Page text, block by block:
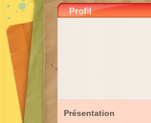
Profil
Présentation